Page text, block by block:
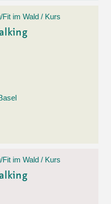
im Wald / Kurs
im Wald / Kurs